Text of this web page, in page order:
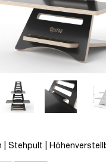
| Stehpult |